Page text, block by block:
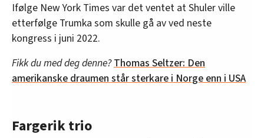
Ifølge New York Times var det ventet at Shuler ville
etterfølge Trumka som skulle gå av ved neste
kongress i juni 2022.
Fikk du med deg denne?Thomas Seltzer: Den
amerikanske draumen står sterkare i Norge enn i USA
Fargerik trio